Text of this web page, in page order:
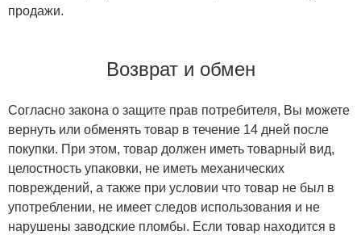
продажи.
Возврат и обмен
Согласно закона о защите прав потребителя, Вы можете
вернуть или обменять товар в течение 14 дней после
покупки. При этом, товар должен иметь товарный вид,
целостность упаковки, не иметь механических
повреждений, а также при условии что товар не был в
употреблении, не имеет следов использования и не
нарушены заводские пломбы. Если товар находится в